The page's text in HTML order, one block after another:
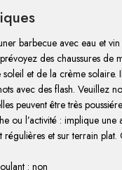
barbecue avec eau et vin
des chaussures de
et de la crème solaire.
avec des flash. Veuillez
peuvent être très
ou l’activité : implique une
régulières et sur terrain
: non